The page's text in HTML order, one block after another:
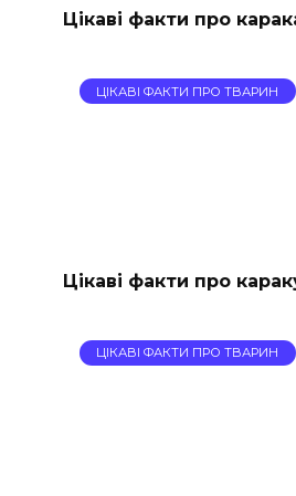
Цікаві факти про
ЦІКАВІ ФАКТИ ПРО ТВАРИН
Цікаві факти про
ЦІКАВІ ФАКТИ ПРО ТВАРИН